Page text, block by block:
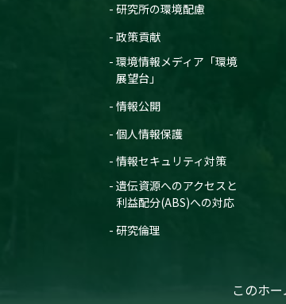
研究所の環境配慮
政策貢献
環境情報メディア「環境
展望台」
情報公開
個人情報保護
情報セキュリティ対策
遺伝資源へのアクセスと
利益配分(ABS)への対応
研究倫理
このホ